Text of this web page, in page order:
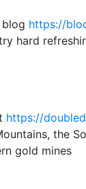
https://
hard
https://
the
gold mines